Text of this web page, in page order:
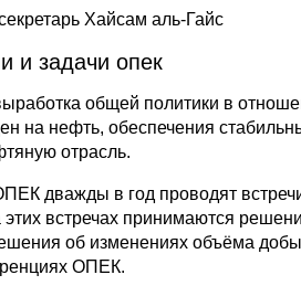
Хайсам аль-Гайс
и задачи опек
общей политики в
на нефть, обеспечения
отрасль.
дважды в год проводят
встречах принимаются
об изменениях объёма
ОПЕК.